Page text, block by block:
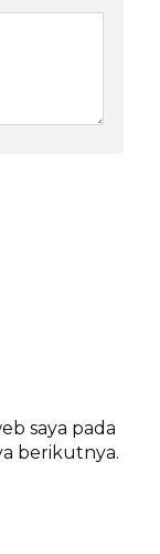
saya pada
berikutnya.